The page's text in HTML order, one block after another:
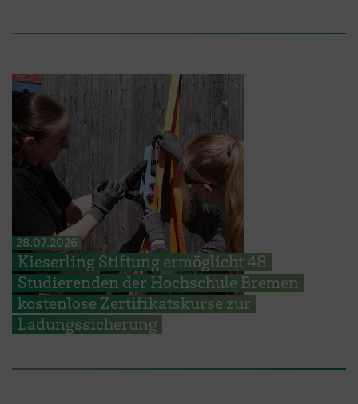
28.07.2026
Kieserling Stiftung ermöglicht 48
Studierenden der Hochschule Bremen
kostenlose Zertifikatskurse zur
Ladungssicherung